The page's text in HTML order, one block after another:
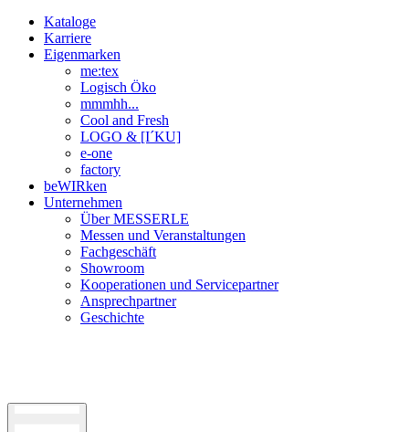
Kataloge
Karriere
Eigenmarken
me:tex
Logisch Öko
mmmhh...
Cool and Fresh
LOGO & [I´KU]
e-one
factory
beWIRken
Unternehmen
Über MESSERLE
Messen und Veranstaltungen
Fachgeschäft
Showroom
Kooperationen und Servicepartner
Ansprechpartner
Geschichte